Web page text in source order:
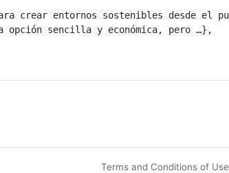
opción sencilla y económica, pero …},
Terms and Conditions of Use